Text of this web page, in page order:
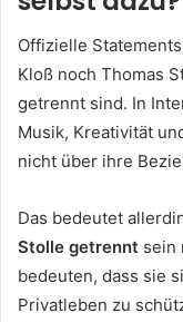
Offizielle
Kloß noch Thomas
getrennt sind. In
Musik, Kreativität
nicht über ihre
Das bedeutet
Stolle getrennt sein
bedeuten, dass sie
Privatleben zu